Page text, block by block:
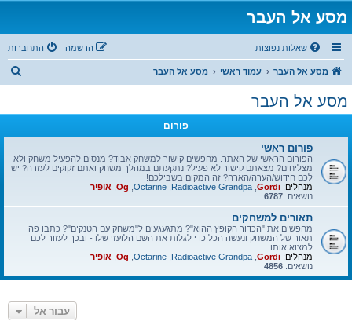
מסע אל העבר
שאלות נפוצות התחברות הרשמה
מסע אל העבר עמוד ראשי מסע אל העבר
מסע אל העבר
פורום
פורום ראשי
הפורום הראשי של האתר. מחפשים קישור למשחק אבוד? מנסים להפעיל משחק ולא
מצליחים? מצאתם קישור לא פעיל? נתקעתם במהלך משחק ואתם זקוקים לעזרה? יש
לכם חידוש/הערה/הארה? זה המקום בשבילכם!
מנהלים: Gordi
Radioactive Grandpa
Octarine
Og אופיר
נושאים: 6787
תאורים למשחקים
מחפשים את "הכדור הקופץ ההוא"? מתגעגעים ל"משחק עם הטנקים"? כתבו פה
תאור של המשחק ונעשה הכל כדי לגלות את השם הלועזי שלו - ובכך לעזור לכם
למצוא אותו...
מנהלים: Gordi
Radioactive Grandpa
Octarine
Og אופיר
נושאים: 4856
עבור אל